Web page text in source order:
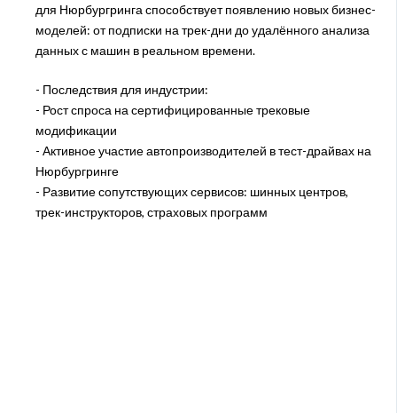
для Нюрбургринга способствует появлению новых бизнес-
моделей: от подписки на трек-дни до удалённого анализа
данных с машин в реальном времени.
- Последствия для индустрии:
- Рост спроса на сертифицированные трековые
модификации
- Активное участие автопроизводителей в тест-драйвах на
Нюрбургринге
- Развитие сопутствующих сервисов: шинных центров,
трек-инструкторов, страховых программ